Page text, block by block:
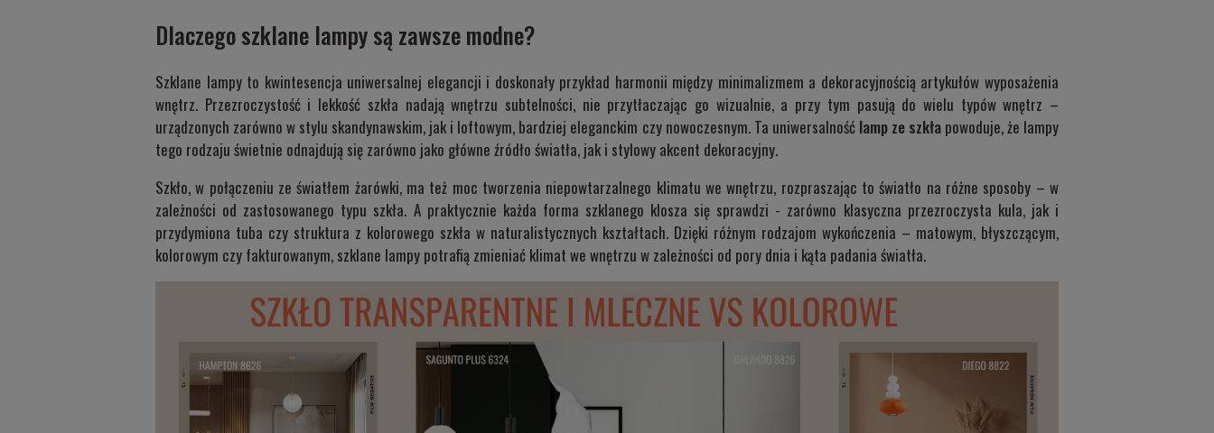
Dlaczego szklane lampy są zawsze modne?
Szklane lampy to kwintesencja uniwersalnej elegancji i doskonały przykład harmonii między minimalizmem a dekoracyjnością artykułów wyposażenia
wnętrz. Przezroczystość i lekkość szkła nadają wnętrzu subtelności, nie przytłaczając go wizualnie, a przy tym pasują do wielu typów wnętrz –
urządzonych zarówno w stylu skandynawskim, jak i loftowym, bardziej eleganckim czy nowoczesnym. Ta uniwersalność lamp ze szkłapowoduje, że lampy
tego rodzaju świetnie odnajdują się zarówno jako główne źródło światła, jak i stylowy akcent dekoracyjny.
Szkło, w połączeniu ze światłem żarówki, ma też moc tworzenia niepowtarzalnego klimatu we wnętrzu, rozpraszając to światło na różne sposoby – w
zależności od zastosowanego typu szkła. A praktycznie każda forma szklanego klosza się sprawdzi - zarówno klasyczna przezroczysta kula, jak i
przydymiona tuba czy struktura z kolorowego szkła w naturalistycznych kształtach. Dzięki różnym rodzajom wykończenia – matowym, błyszczącym,
kolorowym czy fakturowanym, szklane lampy potrafią zmieniać klimat we wnętrzu w zależności od pory dnia i kąta padania światła.